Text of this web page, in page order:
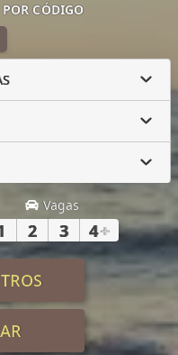
POR CÓDIGO
Vagas
2 3 4+